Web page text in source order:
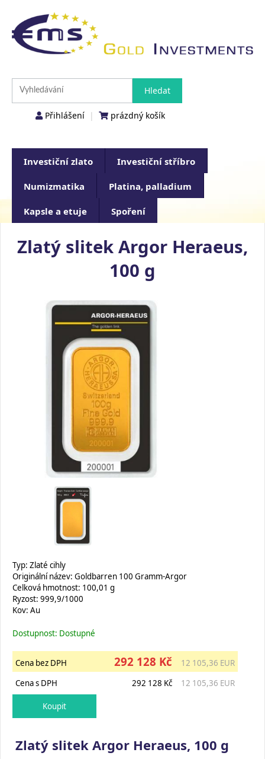
Přihlášení | prázdný košík
Investiční zlato Investiční stříbro
Numizmatika Platina, palladium
Kapsle a etuje Spoření
Zlatý slitek Argor Heraeus,
100 g
Typ: Zlaté cihly
Originální název: Goldbarren 100 Gramm-Argor
Celková hmotnost: 100,01 g
Ryzost: 999,9/1000
Kov: Au
Dostupnost: Dostupné
Cena bez DPH 292 128 Kč
12 105,36 EUR
Cena s DPH
292 128 Kč 12 105,36 EUR
Zlatý slitek Argor Heraeus, 100 g